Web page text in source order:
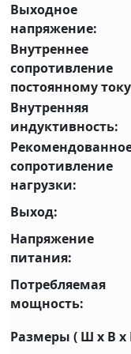
Выходное
напряжение:
Внутреннее
сопротивление
постоянному
Внутренняя
индуктивность:
сопротивление
нагрузки:
Выход:
Напряжение
питания:
Потребляемая
мощность:
Размеры ( Ш x В x